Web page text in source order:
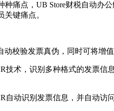
种痛点，UB Store财税自动办
键痛点。
动校验发票真伪，同时可将增
技术，识别多种格式的发票信
自动识别发票信息，并自动访